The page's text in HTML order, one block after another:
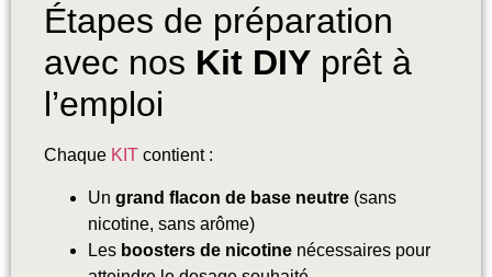
Étapes de préparation
avec nos Kit DIY prêt à
l’emploi
Chaque KIT contient :
Un grand flacon de base neutre (sans
nicotine, sans arôme)
Les boosters de nicotine nécessaires pour